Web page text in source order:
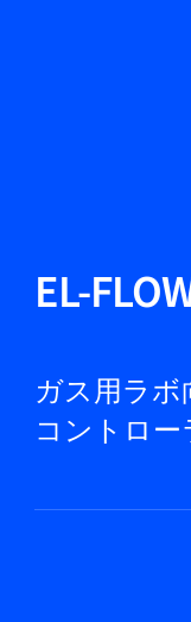
製品紹介
市場
EL-
ガス用ラ
コントロー